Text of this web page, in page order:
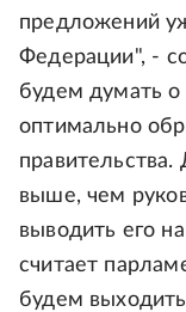
предложений
Федерации", -
будем думать
оптимально
выше, чем
выводить его
считает
будем